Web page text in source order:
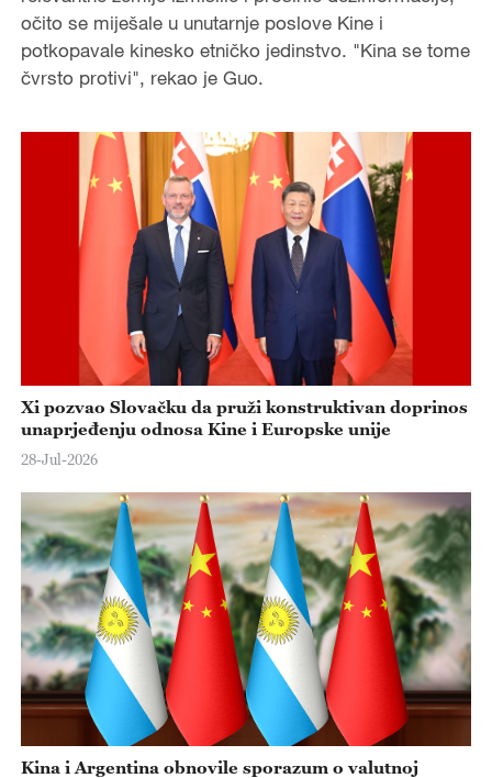
očito se miješale u unutarnje poslove Kine i
potkopavale kinesko etničko jedinstvo. "Kina se tome
čvrsto protivi", rekao je Guo.
Xi pozvao Slovačku da pruži konstruktivan doprinos
unaprjeđenju odnosa Kine i Europske unije
28-Jul-2026
Kina i Argentina obnovile sporazum o valutnoj